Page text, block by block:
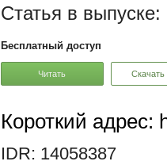
Статья в выпуске:
Бесплатный доступ
Читать Скачать
Короткий адрес:
IDR: 14058387